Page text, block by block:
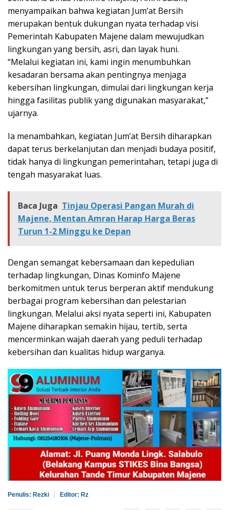
menyampaikan bahwa kegiatan Jum’at Bersih
merupakan bentuk dukungan nyata terhadap visi
Pemerintah Kabupaten Majene dalam mewujudkan
lingkungan yang bersih, asri, dan layak huni.
“Melalui kegiatan ini, kami ingin menumbuhkan
kesadaran bersama akan pentingnya menjaga
kebersihan lingkungan, dimulai dari lingkungan kerja
hingga fasilitas publik yang digunakan masyarakat,”
ujarnya.
Ia menambahkan, kegiatan Jum’at Bersih diharapkan
dapat terus berkelanjutan dan menjadi budaya positif,
tidak hanya di lingkungan pemerintahan, tetapi juga di
tengah masyarakat luas.
Baca Juga Tinjau Operasi Pangan Murah di
Majene, Mentan Amran Harap Harga Beras
Turun 1-2 Minggu ke Depan
Dengan semangat kebersamaan dan kepedulian
terhadap lingkungan, Dinas Kominfo Majene
berkomitmen untuk terus berperan aktif mendukung
berbagai program kebersihan dan pelestarian
lingkungan. Melalui aksi nyata seperti ini, Kabupaten
Majene diharapkan semakin hijau, tertib, serta
mencerminkan wajah daerah yang peduli terhadap
kebersihan dan kualitas hidup warganya.
Penulis: Rezki Editor: Rz